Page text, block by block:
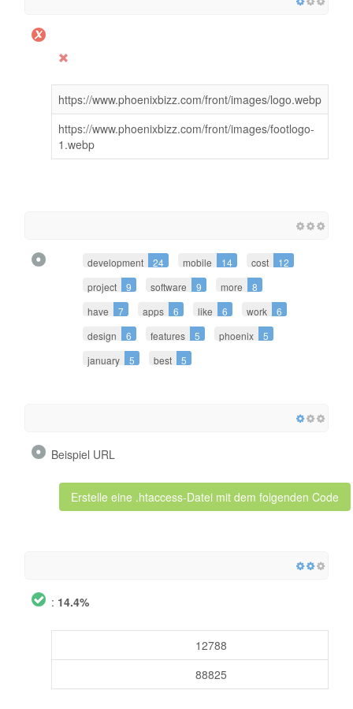
https://www.phoenixbizz.com/front/images/logo.webp
https://www.phoenixbizz.com/front/images/footlogo-
1.webp
development 24 mobile 14 cost
12
project
9 software 9 more
8
have
7 apps 6 like 6 work
6
design
6 features 5 phoenix
5
january
5 best 5
Beispiel URL
Erstelle eine .htaccess-Datei mit dem folgenden Code
: 14.4%
12788
88825